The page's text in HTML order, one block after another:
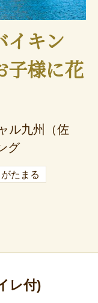
イキン
子様に花
ル九州（佐
グ
たまる
レ付)